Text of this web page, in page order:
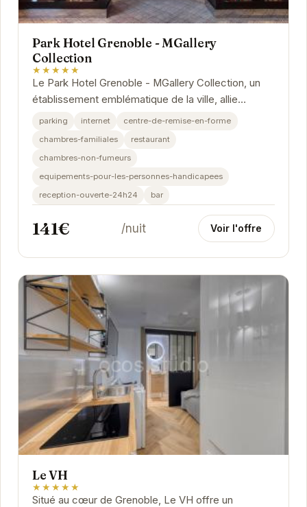
Park Hotel Grenoble - MGallery
Collection
★★★★★
Le Park Hotel Grenoble - MGallery Collection, un
établissement emblématique de la ville, allie
charme historique et modernité. Ses chambres...
parking internet
centre-de-remise-en-forme
chambres-familiales
restaurant
chambres-non-fumeurs
equipements-pour-les-personnes-handicapees
reception-ouverte-24h24
bar
141€ /nuit Voir l'offre
Le VH
★★★★★
Situé au cœur de Grenoble, Le VH offre un